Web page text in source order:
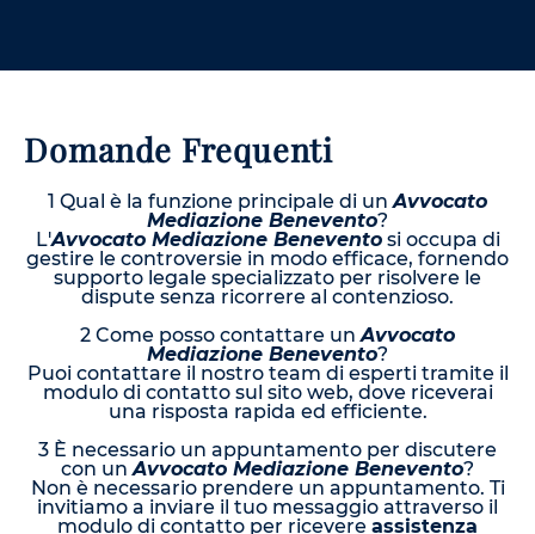
Domande Frequenti
1 Qual è la funzione principale di unAvvocato
Mediazione Benevento?
L'Avvocato Mediazione Beneventosi occupa di
gestire le controversie in modo efficace, fornendo
supporto legale specializzato per risolvere le
dispute senza ricorrere al contenzioso.
2 Come posso contattare unAvvocato
Mediazione Benevento?
Puoi contattare il nostro team di esperti tramite il
modulo di contatto sul sito web, dove riceverai
una risposta rapida ed efficiente.
3 È necessario un appuntamento per discutere
con unAvvocato Mediazione Benevento?
Non è necessario prendere un appuntamento. Ti
invitiamo a inviare il tuo messaggio attraverso il
modulo di contatto per ricevere assistenza